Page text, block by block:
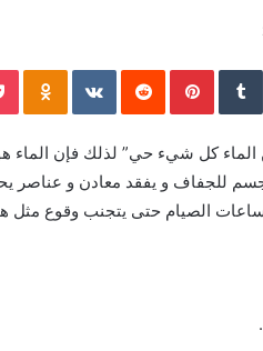
LinkedIn
‏Tumblr
Pinterest
‏Reddit
‏VKontakte
الماء كل شيء حي” لذلك فإن
للجفاف و يفقد معادن و عناصر
الصيام حتى يتجنب وقوع مثل